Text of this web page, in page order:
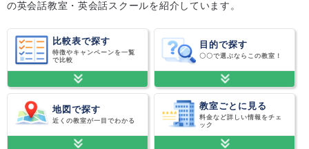
の英会話教室・英会話スクールを紹介しています。
比較表で探す
特徴やキャンペーンを一覧
で比較
目的で探す
〇〇で選ぶならこの教室！
地図で探す
近くの教室が一目でわかる
教室ごとに見る
料金など詳しい情報をチェ
ック